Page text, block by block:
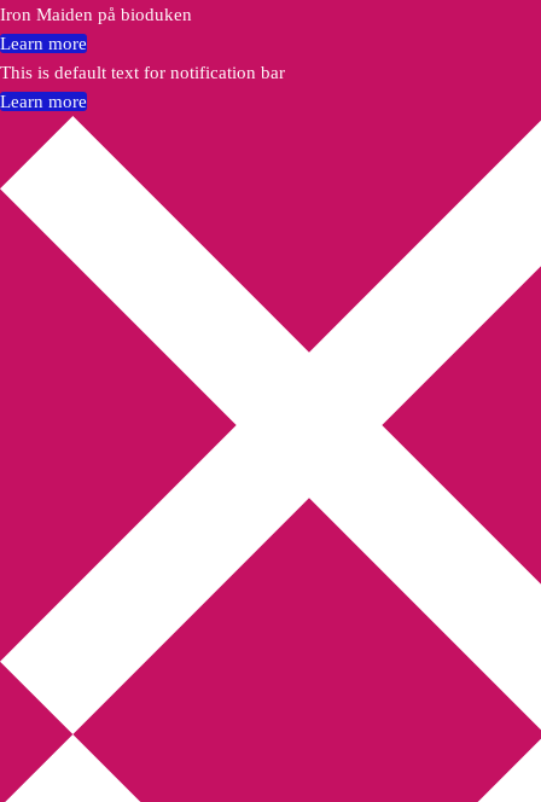
Annikas litteratur-
Iron Maiden på bioduken
Learn more
This is default text for notification bar
Learn more